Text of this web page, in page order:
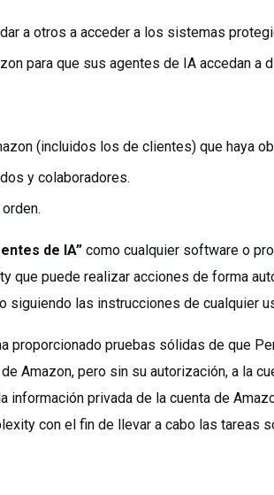
a otros a acceder a los sistemas
para que sus agentes de IA accedan a
(incluidos los de clientes) que haya
y colaboradores.
de IA” como cualquier software o
que puede realizar acciones de forma
siguiendo las instrucciones de cualquier
proporcionado pruebas sólidas de que
Amazon, pero sin su autorización, a la
información privada de la cuenta de
con el fin de llevar a cabo las tareas